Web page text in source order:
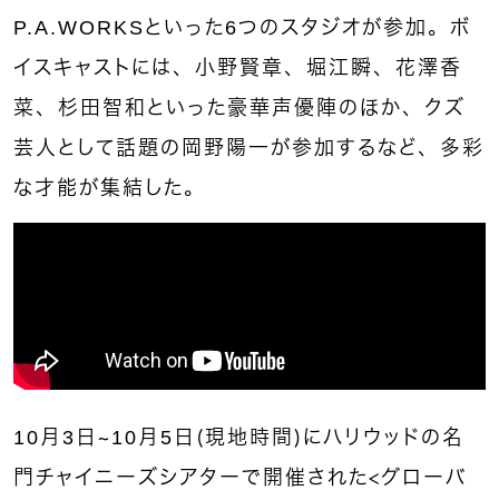
P.A.WORKSといった6つのスタジオが参加。ボ
イスキャストには、小野賢章、堀江瞬、花澤香
菜、杉田智和といった豪華声優陣のほか、クズ
芸人として話題の岡野陽一が参加するなど、多彩
な才能が集結した。
10月3日～10月5日（現地時間）にハリウッドの名
門チャイニーズシアターで開催された＜グローバ